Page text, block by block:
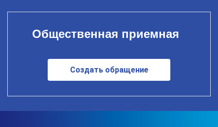
Общественная приемная
Создать обращение